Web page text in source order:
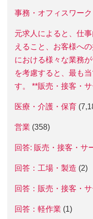
事務・オフィスワーク
元求人によると、仕
えること、お客様へ
における様々な業務
を考慮すると、最も
す。 **販売・接客・
医療・介護・保育
営業 (358)
回答: 販売・接客・サ
回答：工場・製造 (2)
回答：販売・接客・
回答：軽作業 (1)